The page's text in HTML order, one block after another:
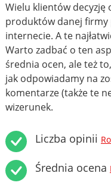
Wielu klientów decyzję
produktów danej
internecie. A te
Warto zadbać o ten
średnia ocen, ale też
jak odpowiadamy na
komentarze (także te
wizerunek.
Liczba opinii
Średnia ocena